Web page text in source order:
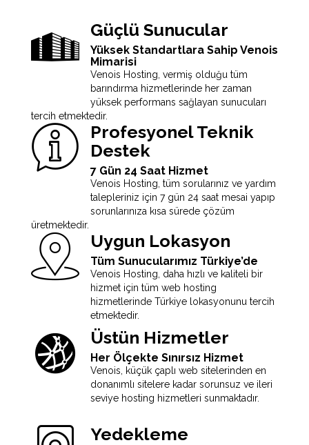
Güçlü Sunucular
Yüksek Standartlara Sahip Venois
Mimarisi
Venois Hosting, vermiş olduğu tüm
barındırma hizmetlerinde her zaman
yüksek performans sağlayan sunucuları
tercih etmektedir.
Profesyonel Teknik
Destek
7 Gün 24 Saat Hizmet
Venois Hosting, tüm sorularınız ve yardım
talepleriniz için 7 gün 24 saat mesai yapıp
sorunlarınıza kısa sürede çözüm
üretmektedir.
Uygun Lokasyon
Tüm Sunucularımız Türkiye’de
Venois Hosting, daha hızlı ve kaliteli bir
hizmet için tüm web hosting
hizmetlerinde Türkiye lokasyonunu tercih
etmektedir.
Üstün Hizmetler
Her Ölçekte Sınırsız Hizmet
Venois, küçük çaplı web sitelerinden en
donanımlı sitelere kadar sorunsuz ve ileri
seviye hosting hizmetleri sunmaktadır.
Yedekleme